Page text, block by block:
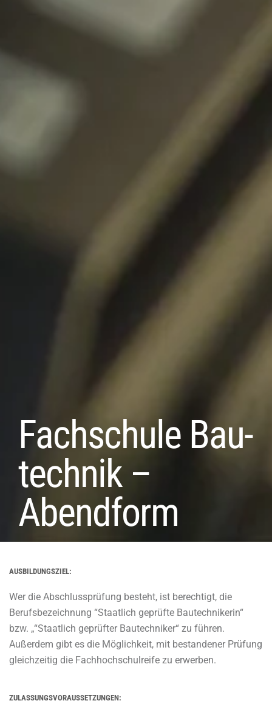
Fachschule Bau­
technik –
Abendform
AUSBILDUNGSZIEL:
Wer die Abschlussprüfung besteht, ist berechtigt, die
Berufsbezeichnung “Staatlich geprüfte Bautechnikerin“
bzw. „“Staatlich geprüfter Bautechniker“ zu führen.
Außerdem gibt es die Möglichkeit, mit bestandener Prüfung
gleichzeitig die Fachhochschulreife zu erwerben.
ZULASSUNGSVORAUSSETZUNGEN: